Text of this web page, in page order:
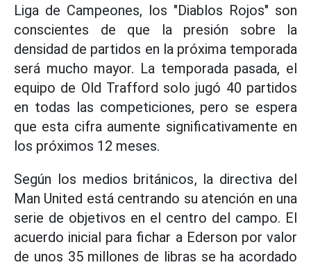
Liga de Campeones, los "Diablos Rojos" son
conscientes de que la presión sobre la
densidad de partidos en la próxima temporada
será mucho mayor. La temporada pasada, el
equipo de Old Trafford solo jugó 40 partidos
en todas las competiciones, pero se espera
que esta cifra aumente significativamente en
los próximos 12 meses.
Según los medios británicos, la directiva del
Man United está centrando su atención en una
serie de objetivos en el centro del campo. El
acuerdo inicial para fichar a Ederson por valor
de unos 35 millones de libras se ha acordado